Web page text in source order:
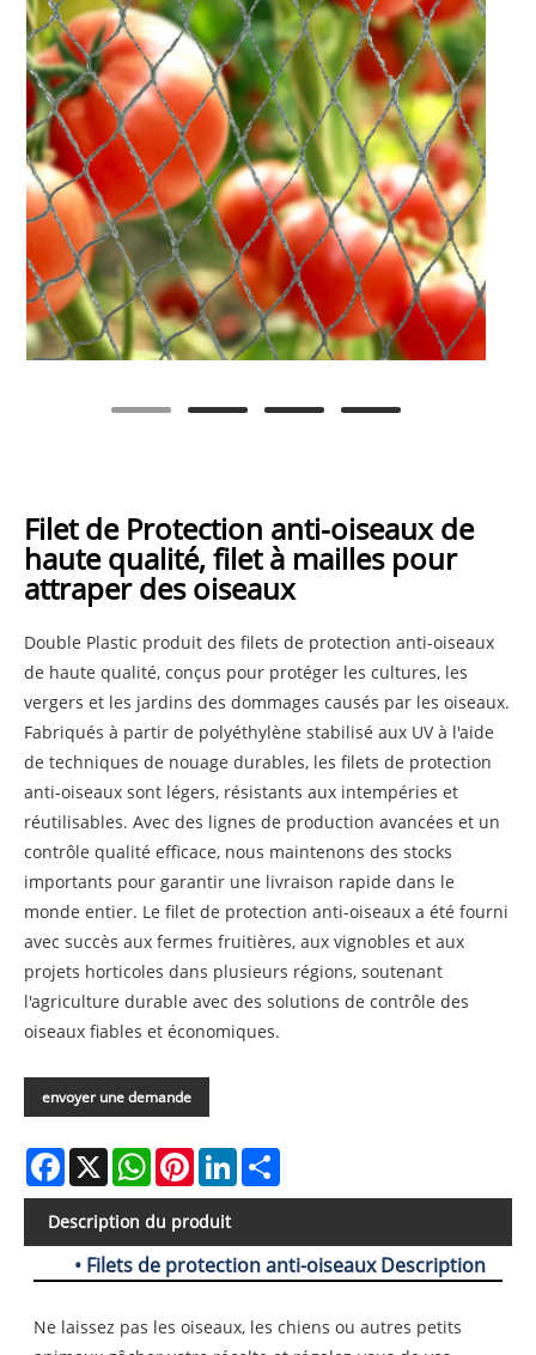
Filet de Protection anti-oiseaux de
haute qualité, filet à mailles pour
attraper des oiseaux
Double Plastic produit des filets de protection anti-oiseaux
de haute qualité, conçus pour protéger les cultures, les
vergers et les jardins des dommages causés par les oiseaux.
Fabriqués à partir de polyéthylène stabilisé aux UV à l'aide
de techniques de nouage durables, les filets de protection
anti-oiseaux sont légers, résistants aux intempéries et
réutilisables. Avec des lignes de production avancées et un
contrôle qualité efficace, nous maintenons des stocks
importants pour garantir une livraison rapide dans le
monde entier. Le filet de protection anti-oiseaux a été fourni
avec succès aux fermes fruitières, aux vignobles et aux
projets horticoles dans plusieurs régions, soutenant
l'agriculture durable avec des solutions de contrôle des
oiseaux fiables et économiques.
envoyer une demande
Facebook
X WhatsAppPinterestLinkedIn
Description du produit
• Filets de protection anti-oiseaux Description
Ne laissez pas les oiseaux, les chiens ou autres petits